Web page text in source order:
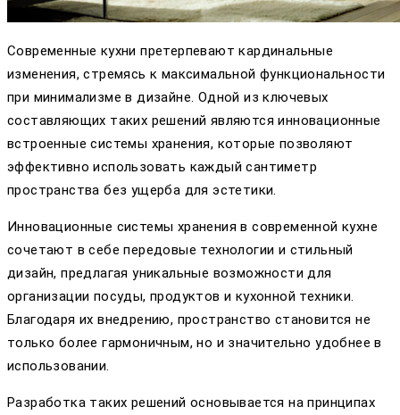
Современные кухни претерпевают кардинальные
изменения, стремясь к максимальной функциональности
при минимализме в дизайне. Одной из ключевых
составляющих таких решений являются инновационные
встроенные системы хранения, которые позволяют
эффективно использовать каждый сантиметр
пространства без ущерба для эстетики.
Инновационные системы хранения в современной кухне
сочетают в себе передовые технологии и стильный
дизайн, предлагая уникальные возможности для
организации посуды, продуктов и кухонной техники.
Благодаря их внедрению, пространство становится не
только более гармоничным, но и значительно удобнее в
использовании.
Разработка таких решений основывается на принципах